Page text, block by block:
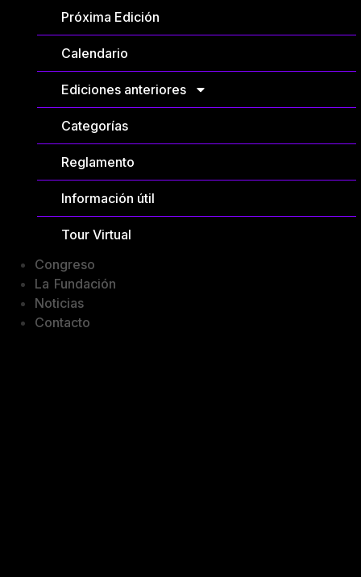
Próxima Edición
Calendario
Ediciones anteriores
Categorías
Reglamento
Información útil
Tour Virtual
Congreso
La Fundación
Noticias
Contacto